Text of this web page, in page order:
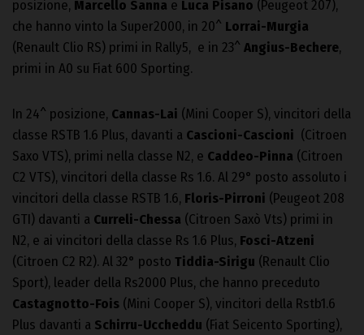
posizione, Marcello Sanna e Luca Pisano (Peugeot 207),
che hanno vinto la Super2000, in 20^ Lorrai-Murgia
(Renault Clio RS) primi in Rally5, e in 23^ Angius-Bechere,
primi in A0 su Fiat 600 Sporting.
In 24^ posizione, Cannas-Lai (Mini Cooper S), vincitori della
classe RSTB 1.6 Plus, davanti a Cascioni-Cascioni (Citroen
Saxo VTS), primi nella classe N2, e Caddeo-Pinna (Citroen
C2 VTS), vincitori della classe Rs 1.6. Al 29° posto assoluto i
vincitori della classe RSTB 1.6, Floris-Pirroni (Peugeot 208
GTI) davanti a Curreli-Chessa (Citroen Saxò Vts) primi in
N2, e ai vincitori della classe Rs 1.6 Plus, Fosci-Atzeni
(Citroen C2 R2). Al 32° posto Tiddia-Sirigu (Renault Clio
Sport), leader della Rs2000 Plus, che hanno preceduto
Castagnotto-Fois (Mini Cooper S), vincitori della Rstb1.6
Plus davanti a Schirru-Uccheddu (Fiat Seicento Sporting),